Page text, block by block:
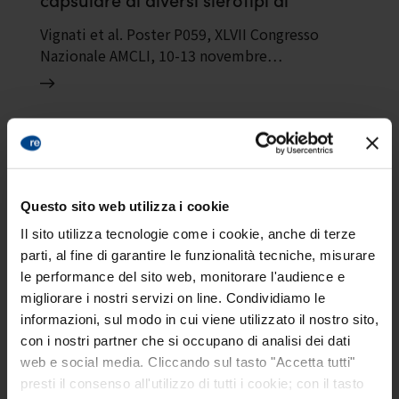
Questo sito web utilizza i cookie
Il sito utilizza tecnologie come i cookie, anche di terze
parti, al fine di garantire le funzionalità tecniche, misurare
le performance del sito web, monitorare l'audience e
migliorare i nostri servizi on line. Condividiamo le
informazioni, sul modo in cui viene utilizzato il nostro sito,
con i nostri partner che si occupano di analisi dei dati
web e social media. Cliccando sul tasto "Accetta tutti"
presti il consenso all'utilizzo di tutti i cookie; con il tasto
Vignati et al. Poster P059, XLVII Congresso
Nazionale AMCLI, 10-13 novembre…
di laboratorio di un nuovo test
immunocromatografico din
fluorescenza per la determinazione
degli Ag urinari di Legionella spp. e
Streptococcus pneumoniae
Di Napoli et al. Poster P094, XLVII Congresso
Nazionale AMCLI, 10-13…